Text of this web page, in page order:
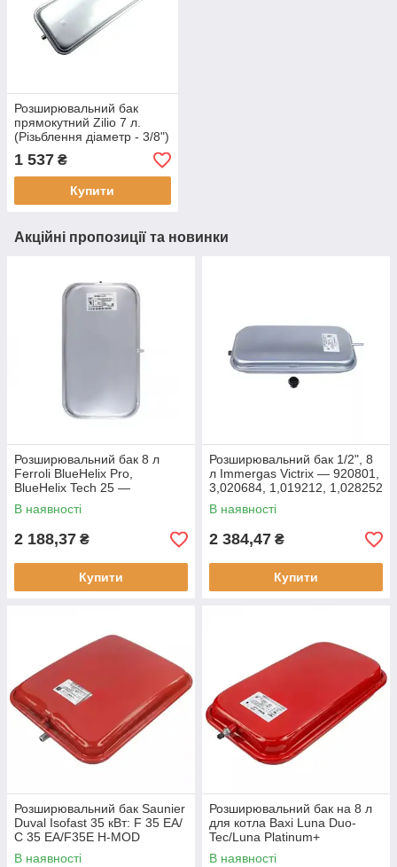
Розширювальний бак
прямокутний Zilio 7 л.
(Різьблення діаметр - 3/8")
- 13N6000724
1 537 ₴
Купити
Акційні пропозиції та новинки
Розширювальний бак 8 л
Ferroli BlueHelix Pro,
BlueHelix Tech 25 —
39846070, 94080109/ISP
В наявності
2 188,37 ₴
Купити
Розширювальний бак 1/2", 8
л Immergas Victrix — 920801,
3,020684, 1,019212, 1,028252
В наявності
2 384,47 ₴
Купити
Розширювальний бак Saunier
Duval Isofast 35 кВт: F 35 EA/
С 35 EA/F35E H-MOD
В наявності
Розширювальний бак на 8 л
для котла Baxi Luna Duo-
Tec/Luna Platinum+
(710022500)
В наявності